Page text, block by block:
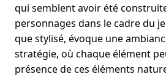
qui semblent avoir été
personnages dans le cadre du
que stylisé, évoque une
stratégie, où chaque élément
présence de ces éléments